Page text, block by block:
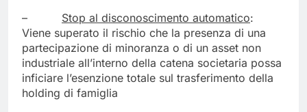
– Stop al disconoscimento automatico:
Viene superato il rischio che la presenza di una
partecipazione di minoranza o di un asset non
industriale all’interno della catena societaria possa
inficiare l’esenzione totale sul trasferimento della
holding di famiglia